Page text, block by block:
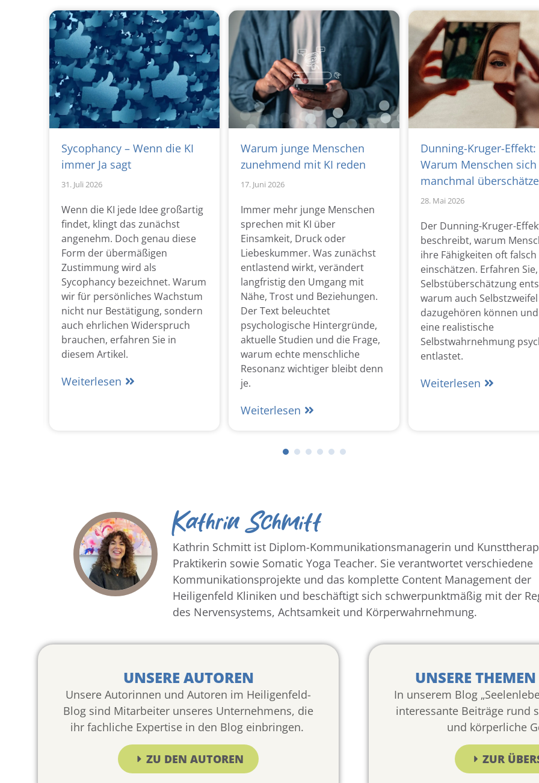
Sycophancy – Wenn die KI
immer Ja sagt
31. Juli 2026
Wenn die KI jede Idee großartig
findet, klingt das zunächst
angenehm. Doch genau diese
Form der übermäßigen
Zustimmung wird als
Sycophancy bezeichnet. Warum
wir für persönliches Wachstum
nicht nur Bestätigung, sondern
auch ehrlichen Widerspruch
brauchen, erfahren Sie in
diesem Artikel.
Weiterlesen
Warum junge Menschen
zunehmend mit KI reden
17. Juni 2026
Immer mehr junge Menschen
sprechen mit KI über
Einsamkeit, Druck oder
Liebeskummer. Was zunächst
entlastend wirkt, verändert
langfristig den Umgang mit
Nähe, Trost und Beziehungen.
Der Text beleuchtet
psychologische Hintergründe,
aktuelle Studien und die Frage,
warum echte menschliche
Resonanz wichtiger bleibt denn
je.
Weiterlesen
Dunning-Kruger-Effekt:
Warum Menschen sich
manchmal
28. Mai 2026
Der Dunning-Kruger-
beschreibt, warum
ihre Fähigkeiten oft falsch
einschätzen. Erfahren
Selbstüberschätzung
warum auch Selbstzweifel
dazugehören können
eine realistische
Selbstwahrnehmung
entlastet.
Weiterlesen
Kathrin Schmitt
Kathrin Schmitt ist Diplom-Kommunikationsmanagerin und
Praktikerin sowie Somatic Yoga Teacher. Sie verantwortet verschiedene
Kommunikationsprojekte und das komplette Content Management der
Heiligenfeld Kliniken und beschäftigt sich schwerpunktmäßig mit der
des Nervensystems, Achtsamkeit und Körperwahrnehmung.
UNSERE AUTOREN
Unsere Autorinnen und Autoren im Heiligenfeld-
Blog sind Mitarbeiter unseres Unternehmens, die
ihr fachliche Expertise in den Blog einbringen.
ZU DEN AUTOREN
UNSERE
In unserem Blog
interessante Beiträge rund
und körperliche
ZUR